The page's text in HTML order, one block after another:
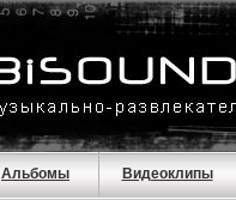
Альбомы Видеоклипы